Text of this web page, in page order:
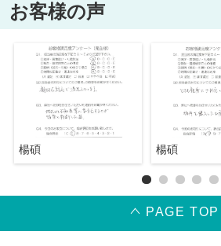
お客様の声
楊碩 楊碩
PAGE TOP